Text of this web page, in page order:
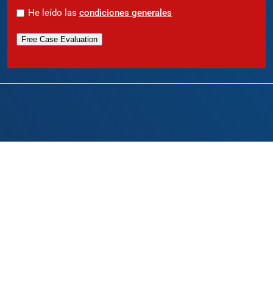
* He leído las condiciones generales
Free Case Evaluation